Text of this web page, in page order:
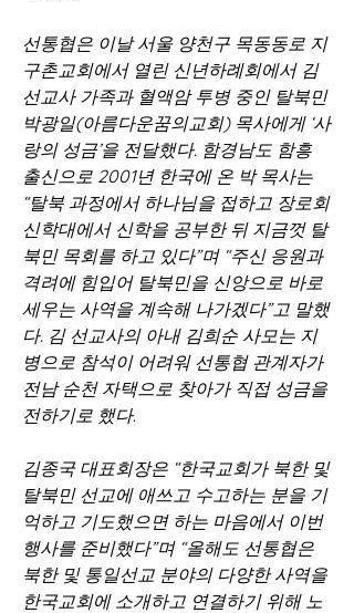
선통협은 이날 서울 양천구 목동동로 지
구촌교회에서 열린 신년하례회에서 김
선교사 가족과 혈액암 투병 중인 탈북민
박광일(아름다운꿈의교회) 목사에게 ‘사
랑의 성금’을 전달했다. 함경남도 함흥
출신으로 2001년 한국에 온 박 목사는
“탈북 과정에서 하나님을 접하고 장로회
신학대에서 신학을 공부한 뒤 지금껏 탈
북민 목회를 하고 있다”며 “주신 응원과
격려에 힘입어 탈북민을 신앙으로 바로
세우는 사역을 계속해 나가겠다”고 말했
다. 김 선교사의 아내 김희순 사모는 지
병으로 참석이 어려워 선통협 관계자가
전남 순천 자택으로 찾아가 직접 성금을
전하기로 했다.
김종국 대표회장은 “한국교회가 북한 및
탈북민 선교에 애쓰고 수고하는 분을 기
억하고 기도했으면 하는 마음에서 이번
행사를 준비했다”며 “올해도 선통협은
북한 및 통일선교 분야의 다양한 사역을
한국교회에 소개하고 연결하기 위해 노